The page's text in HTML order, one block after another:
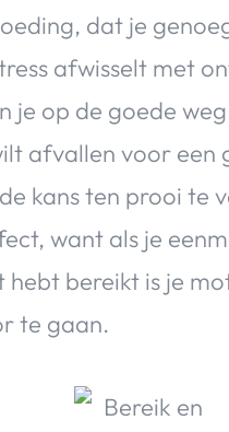
dat je
afwisselt met
je op de goede
afvallen voor een
kans ten prooi te
want als je
hebt bereikt is je
te gaan.